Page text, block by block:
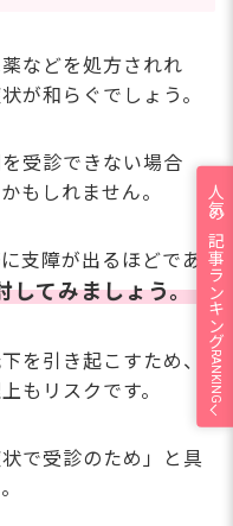
などを処方されれ
が和らぐでしょう。
受診できない場合
もしれません。
支障が出るほどであ
してみましょう。
を引き起こすため、
もリスクです。
で受診のため」と具
人気の記事ランキング
RANKING